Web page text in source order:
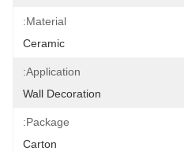
Material:
Ceramic
Application:
Wall Decoration
Package:
Carton